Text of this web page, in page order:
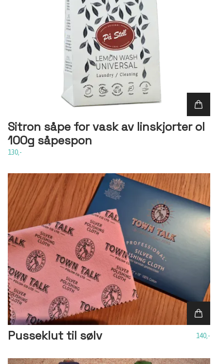
Sitron såpe for vask av linskjorter ol
100g såpespon
130,-
Pusseklut til sølv 140,-